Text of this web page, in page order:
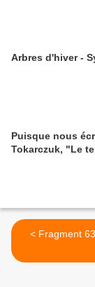
Arbres d'hiver -
Puisque nous
Tokarczuk, "Le
< Fragment